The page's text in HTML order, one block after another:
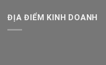
ĐỊA ĐIỂM KINH DOANH